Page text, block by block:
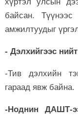
байсан.
амжилтуудыг
- Дэлхийгээс
-Тив дэлхийн
гараад явж байна.
-Ноднин ДАШТ-